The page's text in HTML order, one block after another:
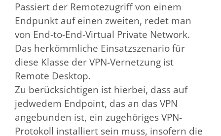
Passiert der Remotezugriff von einem
Endpunkt auf einen zweiten, redet man
von End-to-End-Virtual Private Network.
Das herkömmliche Einsatzszenario für
diese Klasse der VPN-Vernetzung ist
Remote Desktop.
Zu berücksichtigen ist hierbei, dass auf
jedwedem Endpoint, das an das VPN
angebunden ist, ein zugehöriges VPN-
Protokoll installiert sein muss, insofern die